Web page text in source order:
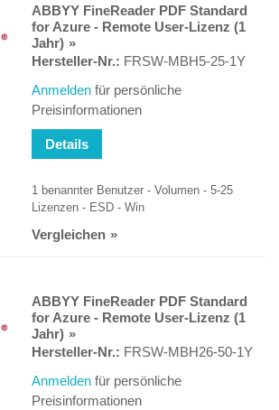
ABBYY FineReader PDF Standard
for Azure - Remote User-Lizenz (1
Jahr)
Hersteller-Nr.: FRSW-MBH5-25-1Y
Anmelden für persönliche
Preisinformationen
Details
1 benannter Benutzer - Volumen - 5-25
Lizenzen - ESD - Win
Vergleichen
ABBYY FineReader PDF Standard
for Azure - Remote User-Lizenz (1
Jahr)
Hersteller-Nr.: FRSW-MBH26-50-1Y
Anmelden für persönliche
Preisinformationen